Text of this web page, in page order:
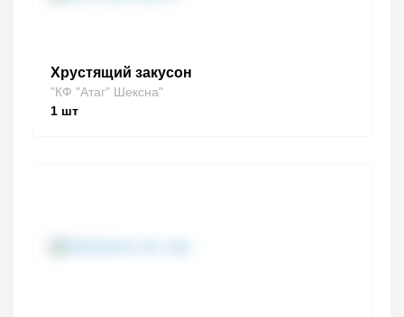
Хрустящий закусон
"КФ "Атаг" Шексна"
1 шт